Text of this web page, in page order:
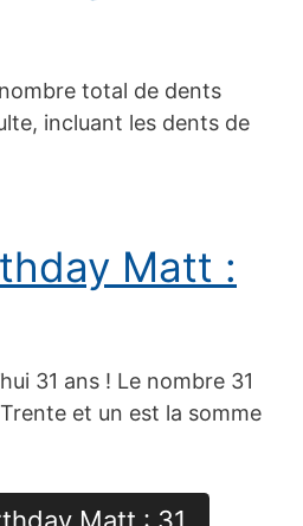
total de dents
incluant les dents de
Matt :
31 ans ! Le nombre 31
et un est la somme